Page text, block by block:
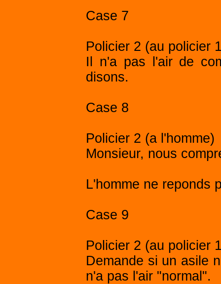
Case 7
Policier 2 (au policier
Il n'a pas l'air de
disons.
Case 8
Policier 2 (a l'homme)
Monsieur, nous
L'homme ne reponds
Case 9
Policier 2 (au policier
Demande si un asile
n'a pas l'air "normal".